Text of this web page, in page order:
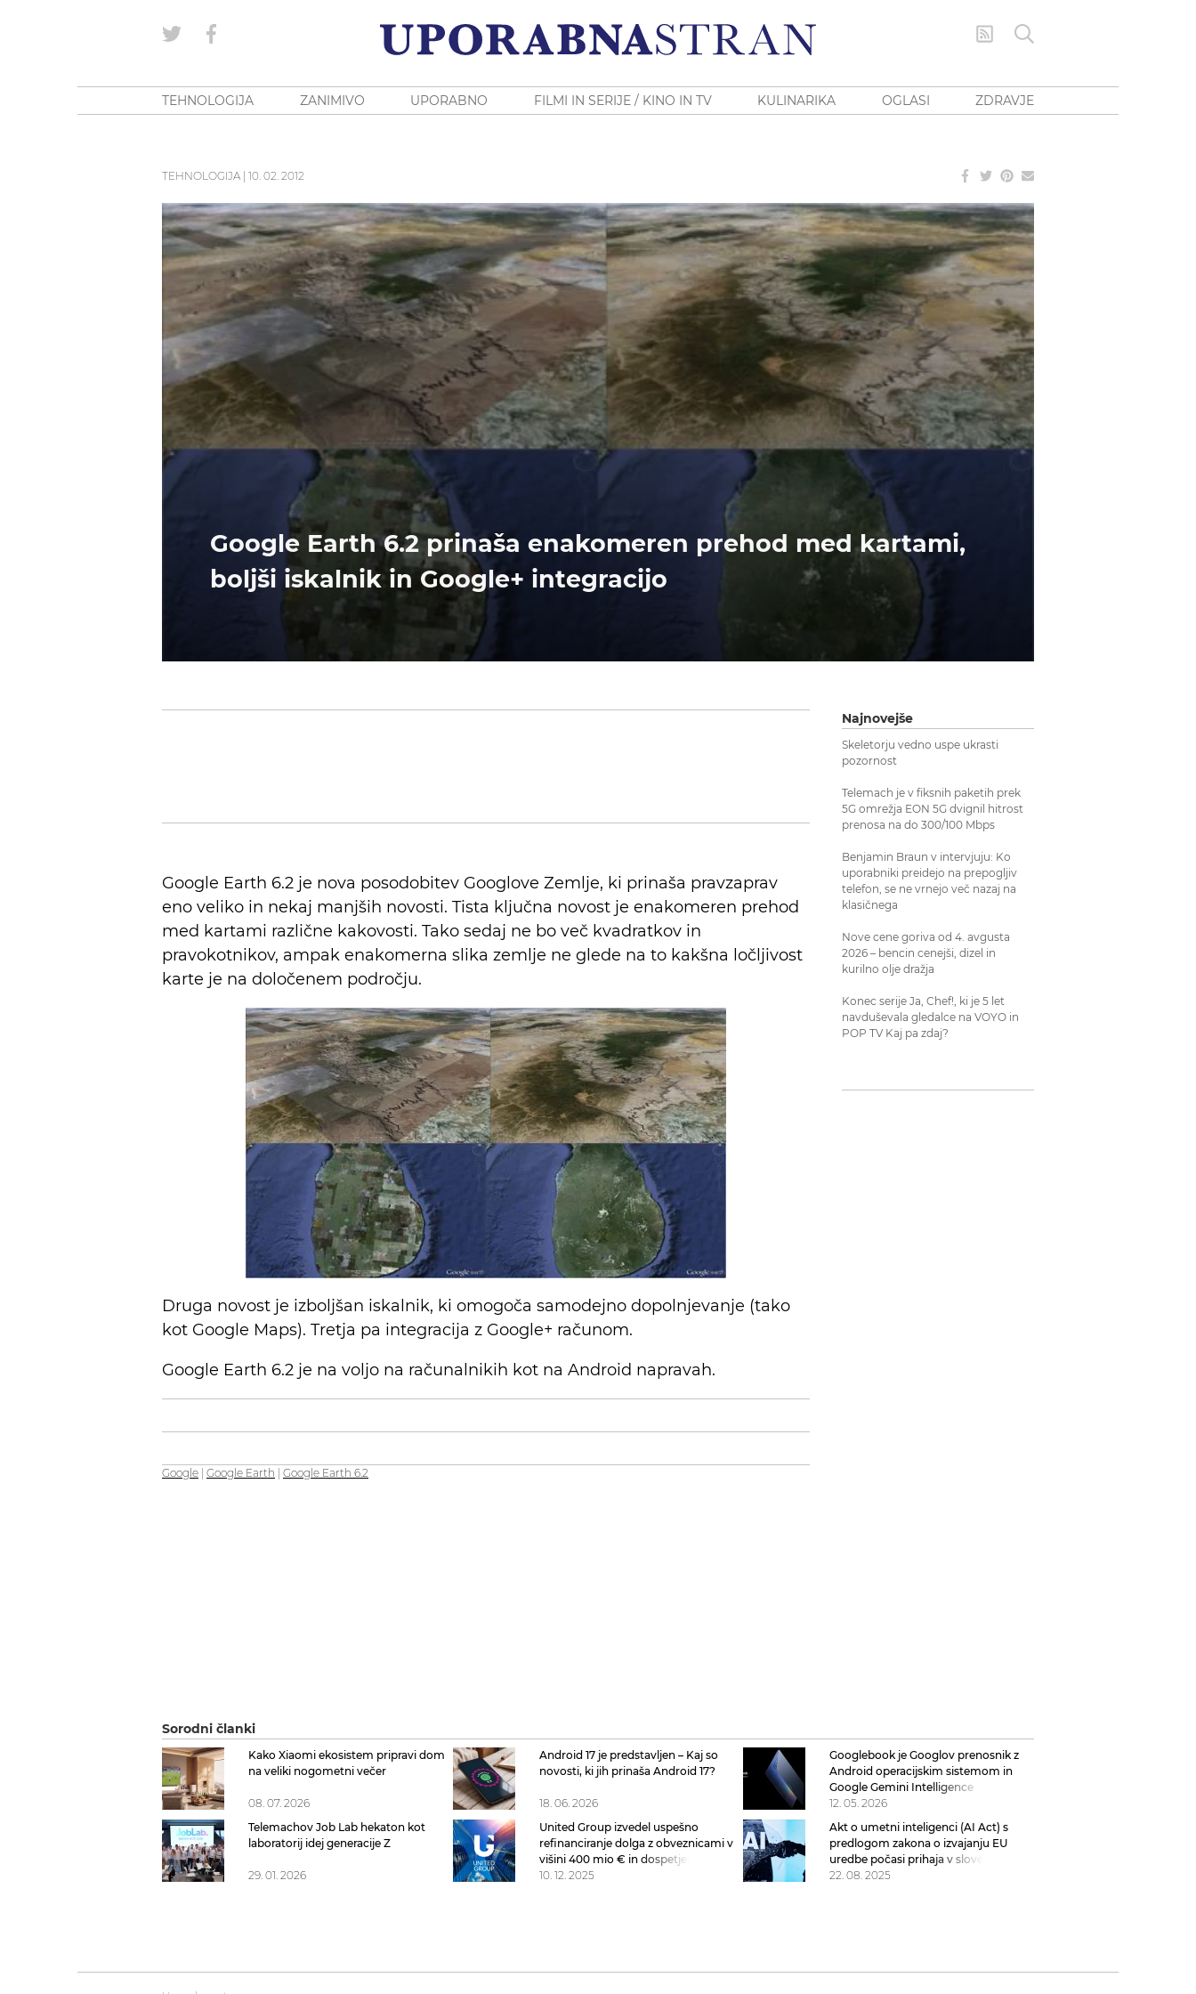
TEHNOLOGIJA ZANIMIVO UPORABNO FILMI IN SERIJE / KINO IN TV KULINARIKA OGLASI ZDRAVJE
TEHNOLOGIJA 10. 02. 2012
Google Earth 6.2 prinaša enakomeren prehod med kartami,
boljši iskalnik in Google+ integracijo
Google Earth 6.2 je nova posodobitev Googlove Zemlje, ki prinaša pravzaprav
eno veliko in nekaj manjših novosti. Tista ključna novost je enakomeren prehod
med kartami različne kakovosti. Tako sedaj ne bo več kvadratkov in
pravokotnikov, ampak enakomerna slika zemlje ne glede na to kakšna ločljivost
karte je na določenem področju.
Druga novost je izboljšan iskalnik, ki omogoča samodejno dopolnjevanje (tako
kot Google Maps). Tretja pa integracija z Google+ računom.
Google Earth 6.2 je na voljo na računalnikih kot na Android napravah.
Google Google Earth Google Earth 6.2
Najnovejše
Skeletorju vedno uspe ukrasti
pozornost
Telemach je v fiksnih paketih prek
5G omrežja EON 5G dvignil hitrost
prenosa na do 300/100 Mbps
Benjamin Braun v intervjuju: Ko
uporabniki preidejo na prepogljiv
telefon, se ne vrnejo več nazaj na
klasičnega
Nove cene goriva od 4. avgusta
2026 – bencin cenejši, dizel in
kurilno olje dražja
Konec serije Ja, Chef!, ki je 5 let
navduševala gledalce na VOYO in
POP TV Kaj pa zdaj?
Sorodni članki
Kako Xiaomi ekosistem pripravi dom
na veliki nogometni večer
08. 07. 2026
Android 17 je predstavljen – Kaj so
novosti, ki jih prinaša Android 17?
18. 06. 2026
Googlebook je Googlov prenosnik z
Android operacijskim sistemom in
Google Gemini Intelligence
12. 05. 2026
Telemachov Job Lab hekaton kot
laboratorij idej generacije Z
29. 01. 2026
United Group izvedel uspešno
refinanciranje dolga z obveznicami v
višini 400 mio € in dospetjem leta
2032
10. 12. 2025
Akt o umetni inteligenci (AI Act) s
predlogom zakona o izvajanju EU
uredbe počasi prihaja v slovensko
zakonodajo
22. 08. 2025